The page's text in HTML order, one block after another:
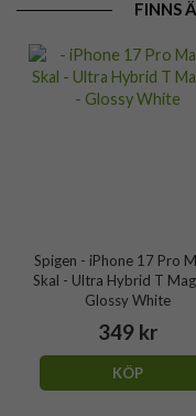
FINNS
Spigen - iPhone 17 Pro
Skal - Ultra Hybrid T
Glossy White
349 kr
KÖP